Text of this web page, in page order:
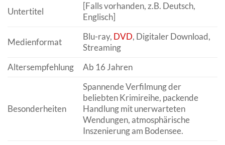
Untertitel
[Falls vorhanden, z.B. Deutsch,
Englisch]
Medienformat
Blu-ray, DVD, Digitaler Download,
Streaming
Altersempfehlung
Ab 16 Jahren
Besonderheiten
Spannende Verfilmung der
beliebten Krimireihe, packende
Handlung mit unerwarteten
Wendungen, atmosphärische
Inszenierung am Bodensee.